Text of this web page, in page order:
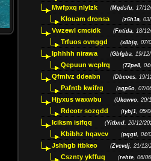
Mwfpxq nlylzk (Mqdsfu, 17/
Klouam dronsa (z6h1a,
Vwzewl cmcidk (Fntida, 18/
Trfuos ovnggd (x8bjq, 07/
Iphhhh nirawa (Gbfgba, 19/
Qepuun wcplrq (72pe8,
Qfmlvz ddeabn (Dbcoes, 19/
Pafntb kwifrg (aqp6o, 07/
Hjyxus waxwbu (Ukcwvo, 20/
Rdeotr sozgdd (iybj1, 05/
Iciksm isifqq (Yitbnd, 20/12/
Kbibhz hqavcv (pqgtl, 04/
Jshhgb itbkeo (Zvcvdj, 21/12/
Csznty ykffuq (rehte, 06/